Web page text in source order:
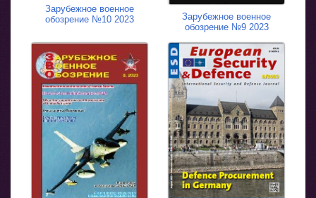
Зарубежное военное
обозрение №10 2023
Зарубежное военное
обозрение №9 2023